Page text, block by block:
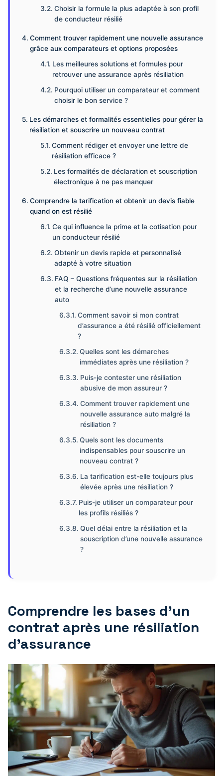
Choisir la formule la plus adaptée à son profil
de conducteur résilié
Comment trouver rapidement une nouvelle assurance
grâce aux comparateurs et options proposées
Les meilleures solutions et formules pour
retrouver une assurance après résiliation
Pourquoi utiliser un comparateur et comment
choisir le bon service ?
Les démarches et formalités essentielles pour gérer la
résiliation et souscrire un nouveau contrat
Comment rédiger et envoyer une lettre de
résiliation efficace ?
Les formalités de déclaration et souscription
électronique à ne pas manquer
Comprendre la tarification et obtenir un devis fiable
quand on est résilié
Ce qui influence la prime et la cotisation pour
un conducteur résilié
Obtenir un devis rapide et personnalisé
adapté à votre situation
FAQ – Questions fréquentes sur la résiliation
et la recherche d’une nouvelle assurance
auto
Comment savoir si mon contrat
d’assurance a été résilié officiellement
?
Quelles sont les démarches
immédiates après une résiliation ?
Puis-je contester une résiliation
abusive de mon assureur ?
Comment trouver rapidement une
nouvelle assurance auto malgré la
résiliation ?
Quels sont les documents
indispensables pour souscrire un
nouveau contrat ?
La tarification est-elle toujours plus
élevée après une résiliation ?
Puis-je utiliser un comparateur pour
les profils résiliés ?
Quel délai entre la résiliation et la
souscription d’une nouvelle assurance
?
Comprendre les bases d’un
contrat après une résiliation
d’assurance